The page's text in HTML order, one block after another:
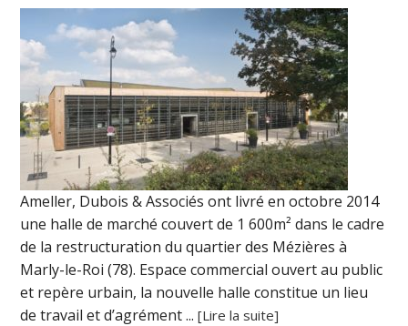
Ameller, Dubois & Associés ont livré en octobre 2014
une halle de marché couvert de 1 600m² dans le cadre
de la restructuration du quartier des Mézières à
Marly-le-Roi (78). Espace commercial ouvert au public
et repère urbain, la nouvelle halle constitue un lieu
de travail et d’agrément ...[Lire la suite]